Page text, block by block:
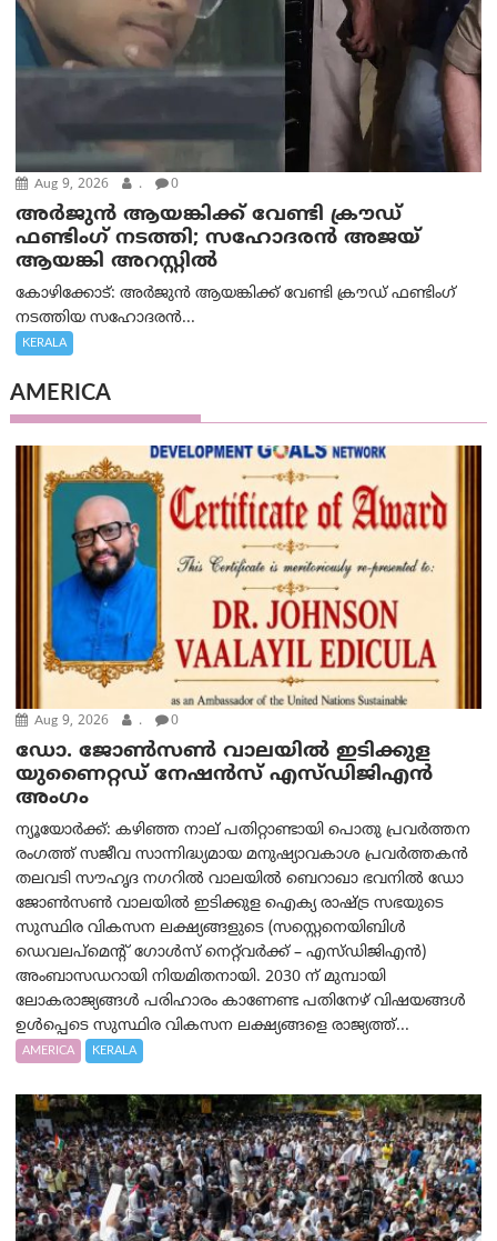
Aug 9, 2026 . 0
അർജുൻ ആയങ്കിക്ക് വേണ്ടി ക്രൗഡ്
ഫണ്ടിംഗ് നടത്തി; സഹോദരന്‍ അജയ്
ആയങ്കി അറസ്റ്റിൽ
കോഴിക്കോട്: അർജുൻ ആയങ്കിക്ക് വേണ്ടി ക്രൗഡ് ഫണ്ടിംഗ്
നടത്തിയ സഹോദരന്‍...
KERALA
AMERICA
Aug 9, 2026 . 0
ഡോ. ജോൺസൺ വാലയിൽ ഇടിക്കുള
യുണൈറ്റഡ് നേഷൻസ് എസ്ഡിജിഎൻ
അംഗം
ന്യൂയോര്‍ക്ക്: കഴിഞ്ഞ നാല് പതിറ്റാണ്ടായി പൊതു പ്രവർത്തന
രംഗത്ത് സജീവ സാന്നിദ്ധ്യമായ മനുഷ്യാവകാശ പ്രവർത്തകൻ
തലവടി സൗഹൃദ നഗറിൽ വാലയിൽ ബെറാഖാ ഭവനിൽ ഡോ
ജോൺസൺ വാലയിൽ ഇടിക്കുള ഐക്യ രാഷ്ട്ര സഭയുടെ
സുസ്ഥിര വികസന ലക്ഷ്യങ്ങളുടെ (സസ്റ്റെനെയിബിൾ
ഡെവലപ്‌മെന്റ് ഗോൾസ് നെറ്റ്‌വർക്ക് – എസ്ഡിജിഎൻ)
അംബാസഡറായി നിയമിതനായി. 2030 ന് മുമ്പായി
ലോകരാജ്യങ്ങൾ പരിഹാരം കാണേണ്ട പതിനേഴ് വിഷയങ്ങൾ
ഉൾപ്പെടെ സുസ്ഥിര വികസന ലക്ഷ്യങ്ങളെ രാജ്യത്ത്...
AMERICA KERALA